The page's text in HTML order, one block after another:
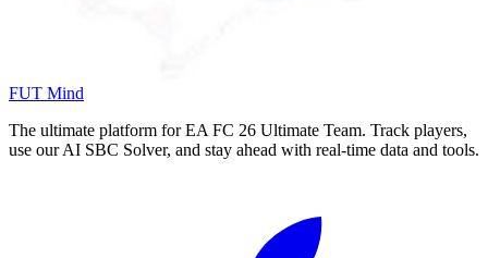
FUT Mind
The ultimate platform for EA FC 26 Ultimate Team. Track players,
use our AI SBC Solver, and stay ahead with real-time data and tools.